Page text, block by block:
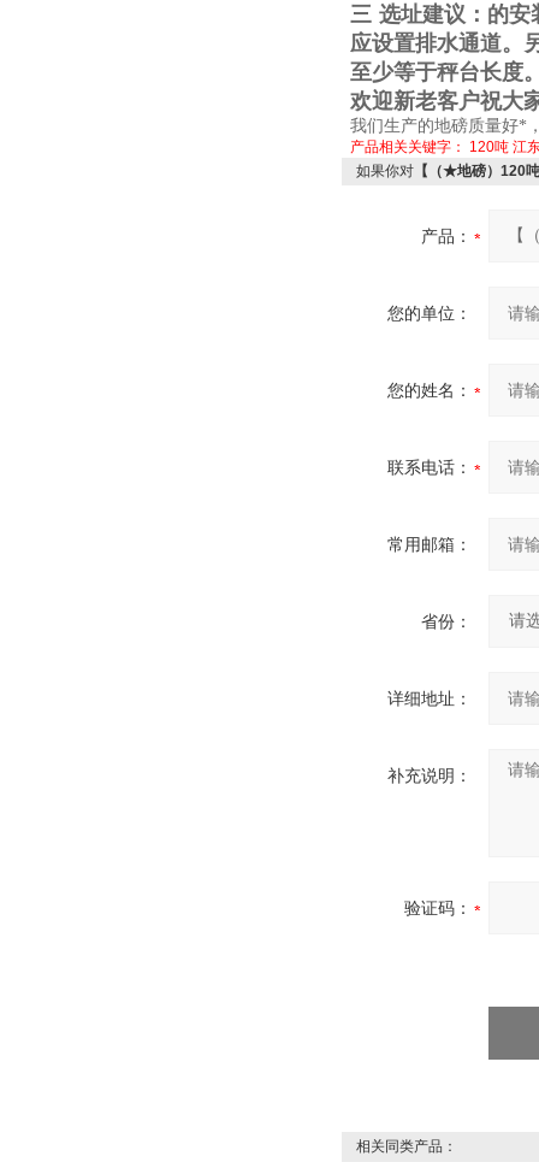
三 选址建议：的安
应设置排水通道。
至少等于秤台长度
欢迎新老客户祝大
我们生产的地磅质量好*
产品相关关键字： 120吨 江
如果你对 【（★地磅）120
产品：
您的单位：
您的姓名：
联系电话：
常用邮箱：
省份：
详细地址：
补充说明：
验证码：
相关同类产品：